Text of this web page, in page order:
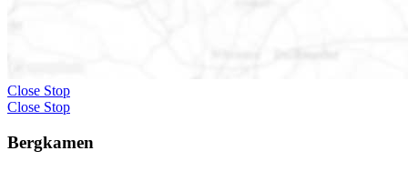
Close Stop
Close Stop
Bergkamen